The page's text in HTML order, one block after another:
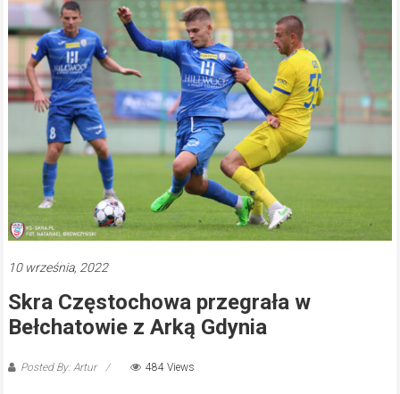
10 września, 2022
Skra Częstochowa przegrała w
Bełchatowie z Arką Gdynia
Posted By: Artur 484 Views